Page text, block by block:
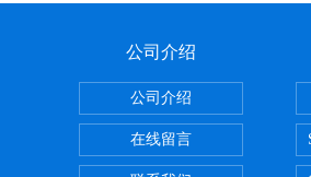
公司介绍
公司介绍
在线留言